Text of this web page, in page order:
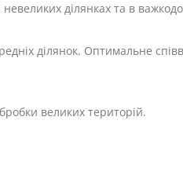
ділянках та в
ділянок. Оптимальне
великих територій.